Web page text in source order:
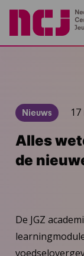
Nieuws
Alles
de
De JGZ